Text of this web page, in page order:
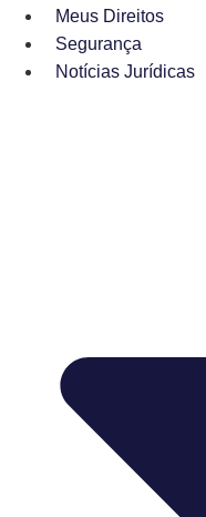
Meus Direitos
Segurança
Notícias Jurídicas